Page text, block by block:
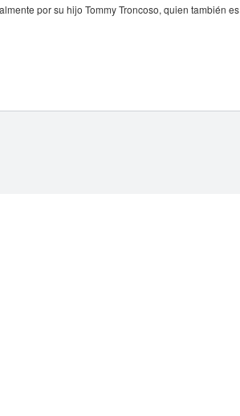
por su hijo Tommy Troncoso, quien también es